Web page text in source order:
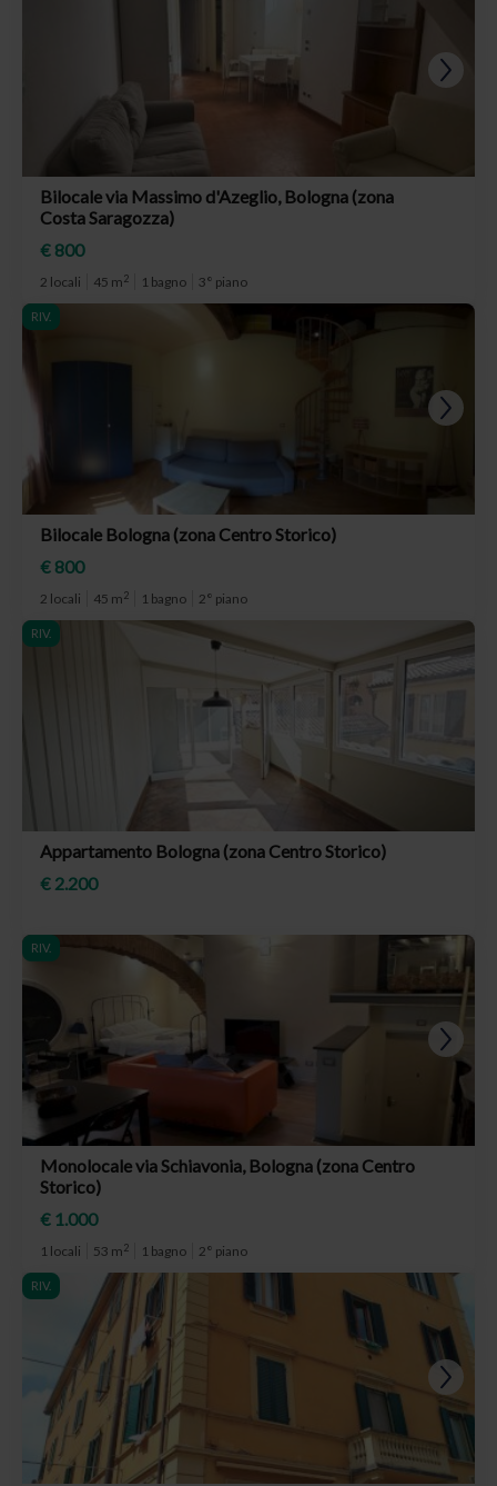
Bilocale via Massimo d'Azeglio, Bologna (zona
Costa Saragozza)
€ 800
2 locali 45 m2 1 bagno 3° piano
RIV.
Bilocale Bologna (zona Centro Storico)
€ 800
2 locali 45 m2 1 bagno 2° piano
RIV.
Appartamento Bologna (zona Centro Storico)
€ 2.200
RIV.
Monolocale via Schiavonia, Bologna (zona Centro
Storico)
€ 1.000
1 locali 53 m2 1 bagno 2° piano
RIV.